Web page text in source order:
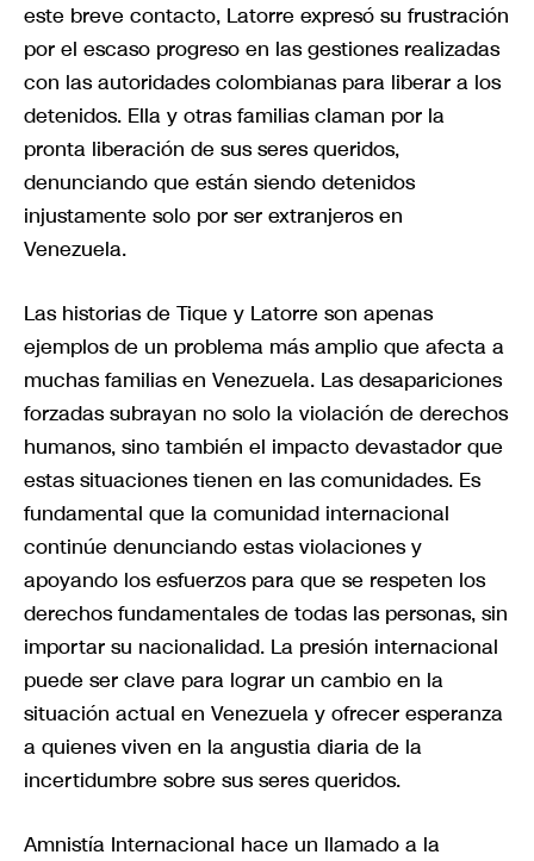
este breve contacto, Latorre expresó su frustración
por el escaso progreso en las gestiones realizadas
con las autoridades colombianas para liberar a los
detenidos. Ella y otras familias claman por la
pronta liberación de sus seres queridos,
denunciando que están siendo detenidos
injustamente solo por ser extranjeros en
Venezuela.
Las historias de Tique y Latorre son apenas
ejemplos de un problema más amplio que afecta a
muchas familias en Venezuela. Las desapariciones
forzadas subrayan no solo la violación de derechos
humanos, sino también el impacto devastador que
estas situaciones tienen en las comunidades. Es
fundamental que la comunidad internacional
continúe denunciando estas violaciones y
apoyando los esfuerzos para que se respeten los
derechos fundamentales de todas las personas, sin
importar su nacionalidad. La presión internacional
puede ser clave para lograr un cambio en la
situación actual en Venezuela y ofrecer esperanza
a quienes viven en la angustia diaria de la
incertidumbre sobre sus seres queridos.
Amnistía Internacional hace un llamado a la